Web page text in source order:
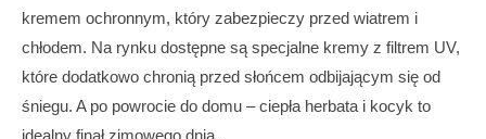
kremem ochronnym, który zabezpieczy przed wiatrem i
chłodem. Na rynku dostępne są specjalne kremy z filtrem UV,
które dodatkowo chronią przed słońcem odbijającym się od
śniegu. A po powrocie do domu – ciepła herbata i kocyk to
idealny finał zimowego dnia.